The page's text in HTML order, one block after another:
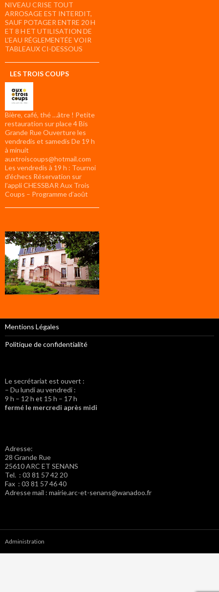
NIVEAU CRISE TOUT
ARROSAGE EST INTERDIT,
SAUF POTAGER ENTRE 20 H
ET 8 H ET UTILISATION DE
L’EAU RÉGLEMENTÉE VOIR
TABLEAUX CI-DESSOUS
LES TROIS COUPS
Bière, café, thé …âtre ! Petite
restauration sur place 4 Bis
Grande Rue Ouverture les
vendredis et samedis De 19 h
à minuit
auxtroiscoups@hotmail.com
Les vendredis à 19 h : Tournoi
d’échecs Réservation sur
l’appli CHESSBAR Aux Trois
Coups – Programme d’août
Mentions Légales
Politique de confidentialité
Le secrétariat est ouvert :
– Du lundi au vendredi :
9 h – 12 h et 15 h – 17 h
fermé le mercredi après midi
Adresse:
28 Grande Rue
25610 ARC ET SENANS
Tel. : 03 81 57 42 20
Fax : 03 81 57 46 40
Adresse mail : mairie.arc-et-senans@wanadoo.fr
Administration